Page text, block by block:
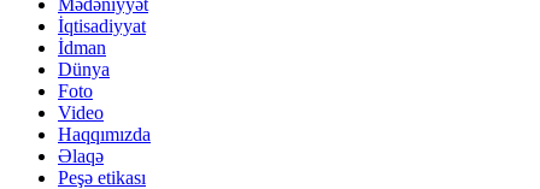
İqtisadiyyat
İdman
Dünya
Foto
Video
Haqqımızda
Əlaqə
Peşə etikası